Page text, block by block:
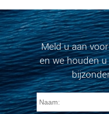
Meld u aan
en we houden